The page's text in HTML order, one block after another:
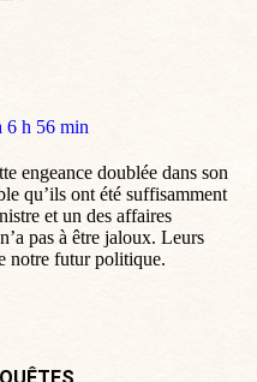
6 h 56 min
engeance doublée dans son
qu’ils ont été suffisamment
et un des affaires
pas à être jaloux. Leurs
notre futur politique.